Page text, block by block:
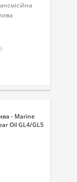
- Marine
Oil GL4/GL5